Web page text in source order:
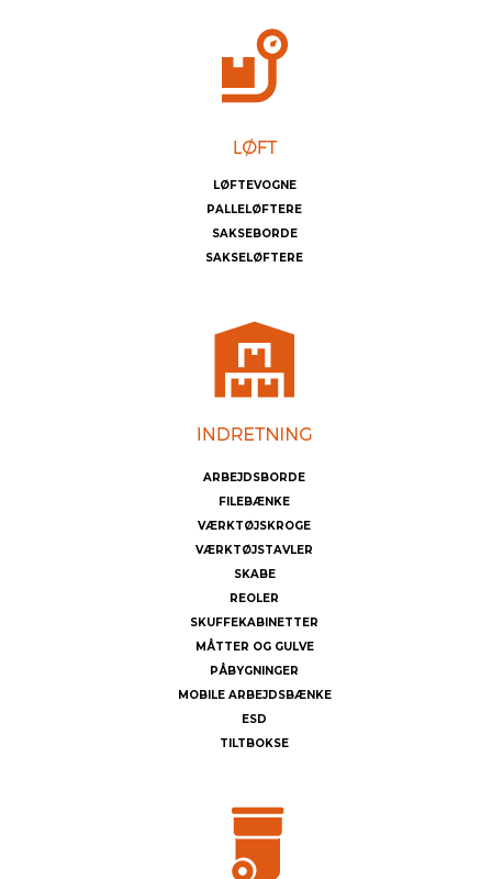
LØFTEVOGNE
PALLELØFTERE
SAKSEBORDE
SAKSELØFTERE
ARBEJDSBORDE
FILEBÆNKE
VÆRKTØJSKROGE
VÆRKTØJSTAVLER
SKABE
REOLER
SKUFFEKABINETTER
MÅTTER OG GULVE
PÅBYGNINGER
MOBILE ARBEJDSBÆNKE
ESD
TILTBOKSE